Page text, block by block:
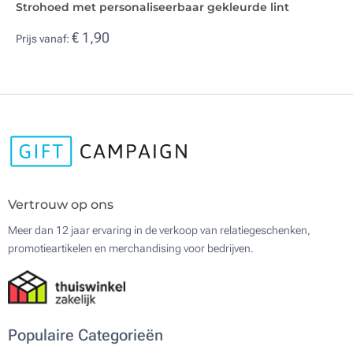
Strohoed met personaliseerbaar gekleurde lint
Prijs vanaf: € 1,90
Vertrouw op ons
Meer dan 12 jaar ervaring in de verkoop van relatiegeschenken,
promotieartikelen en merchandising voor bedrijven.
Populaire Categorieën